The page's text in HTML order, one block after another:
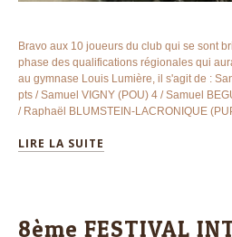
Bravo aux 10 joueurs du club qui se sont
phase des qualifications régionales qui
au gymnase Louis Lumière, il s'agit de :
pts / Samuel VIGNY (POU) 4 / Samuel
/ Raphaël BLUMSTEIN-LACRONIQUE
LIRE LA SUITE
8ème FESTIVAL